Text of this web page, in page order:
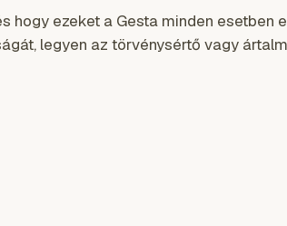
ezeket a Gesta minden
legyen az törvénysértő vagy